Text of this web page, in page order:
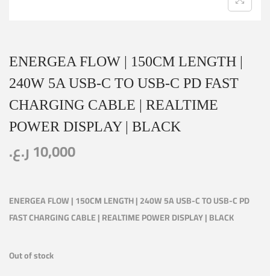
ENERGEA FLOW | 150CM LENGTH |
240W 5A USB-C TO USB-C PD FAST
CHARGING CABLE | REALTIME
POWER DISPLAY | BLACK
10,000 ر.ع.
ENERGEA FLOW | 150CM LENGTH | 240W 5A USB-C TO USB-C PD
FAST CHARGING CABLE | REALTIME POWER DISPLAY | BLACK
Out of stock